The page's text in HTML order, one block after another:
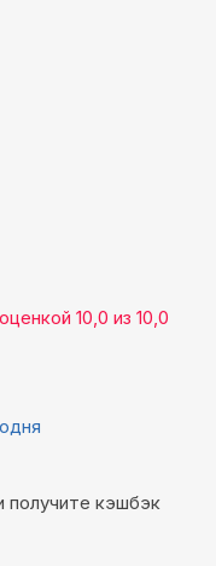
10,0 из 10,0
получите кэшбэк